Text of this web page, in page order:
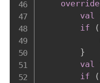
override
val
if
(
}
val
if
(